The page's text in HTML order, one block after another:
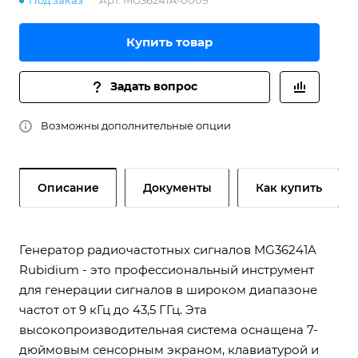
Купить товар
Задать вопрос
Возможны дополнительные опции
Описание Документы Как купить
Генератор радиочастотных сигналов MG36241A
Rubidium - это профессиональный инструмент
для генерации сигналов в широком диапазоне
частот от 9 кГц до 43,5 ГГц. Эта
высокопроизводительная система оснащена 7-
дюймовым сенсорным экраном, клавиатурой и